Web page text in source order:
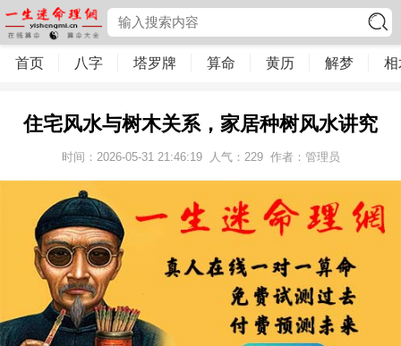
首页 八字 塔罗牌 算命 黄历 解梦 相
住宅风水与树木关系，家居种树风水讲究
时间：2026-05-31 21:46:19 人气： 229 作者：管理员